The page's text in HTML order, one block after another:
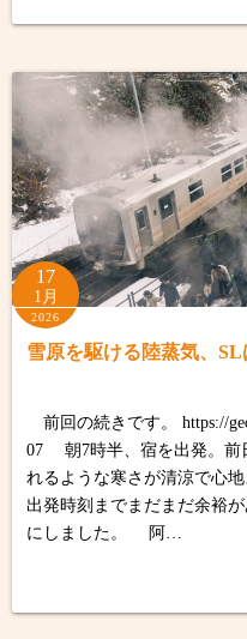
17
1月
2026
雪原を駆ける陸蒸気、
前回の続きです。 https://
07 朝7時半、宿を出発。前
れるような寒さが清涼で心
出発時刻までまだまだ余裕
にしました。 阿…